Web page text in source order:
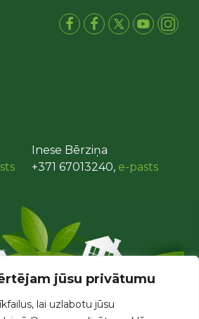
jūsu privātumu
lai uzlabotu jūsu
Inese Bērziņa
+371 67013240, e-pasts